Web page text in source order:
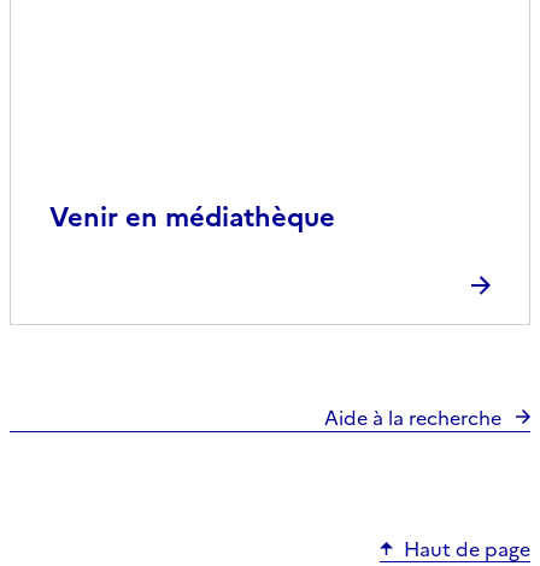
Venir en médiathèque
Aide à la recherche
Haut de page